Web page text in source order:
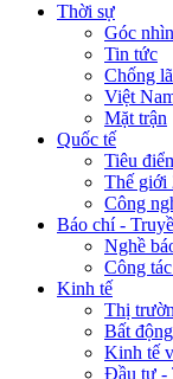
Thời sự
Góc nhìn
Tin tức
Chống
Việt
Mặt trận
Quốc tế
Tiêu
Thế giới
Công
Báo chí -
Nghề
Công
Kinh tế
Thị
Bất
Kinh tế
Đầu tư -